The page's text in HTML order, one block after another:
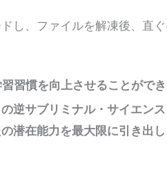
し、ファイルを解凍後、直ぐ
習慣を向上させることがで
逆サブリミナル・サイエン
潜在能力を最大限に引き出